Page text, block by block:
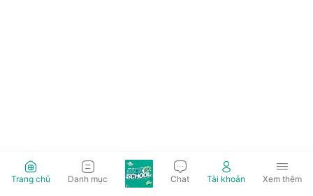
Trang chủ Danh mục Chat Tài khoản Xem thêm